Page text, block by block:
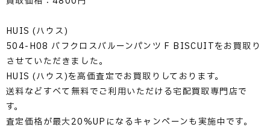
HUIS (ハウス)
504-H08 バフクロスバルーンパンツ F BISCUITをお買取り
させていただきました。
HUIS (ハウス)を高価査定でお買取りしております。
送料などすべて無料でご利用いただける宅配買取専門店で
す。
査定価格が最大20%UPになるキャンペーンも実施中です。